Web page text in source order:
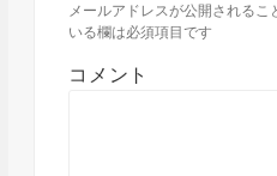
メールアドレスが公開されるこ
いる欄は必須項目です
コメント